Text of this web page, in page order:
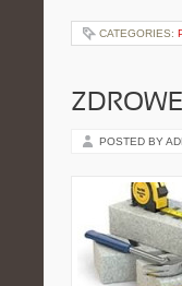
CATEGORIES:
POSTED BY